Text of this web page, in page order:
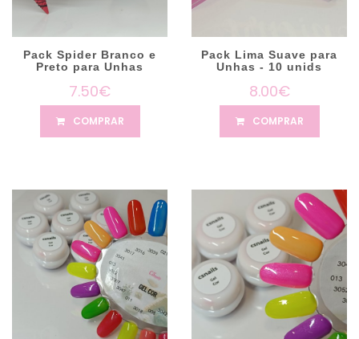
Pack Spider Branco e
Preto para Unhas
7.50€
COMPRAR
Pack Lima Suave para
Unhas - 10 unids
8.00€
COMPRAR